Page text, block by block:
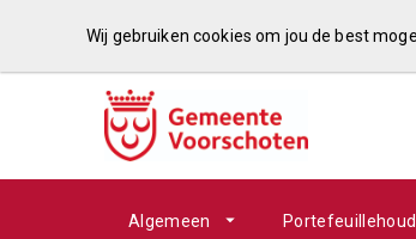
Algemeen
Wij gebruiken cookies om jou de best